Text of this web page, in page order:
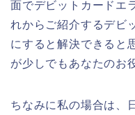
面でデビットカードエ
れからご紹介するデビ
にすると解決できると
が少しでもあなたのお
ちなみに私の場合は、